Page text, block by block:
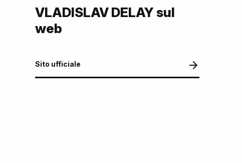
VLADISLAV DELAY sul
web
Sito ufficiale